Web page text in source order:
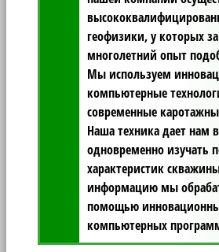
геофизики, у которых
многолетний опыт
Мы используем
компьютерные
современные
Наша техника дает нам
одновременно изучать
характеристик
информацию мы
помощью
компьютерных